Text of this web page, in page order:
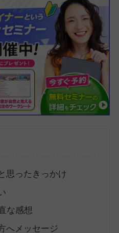
思ったきっかけ
な感想
へメッセージ